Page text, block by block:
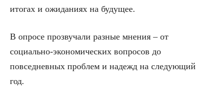
итогах и ожиданиях на будущее.
В опросе прозвучали разные мнения – от
социально-экономических вопросов до
повседневных проблем и надежд на следующий
год.